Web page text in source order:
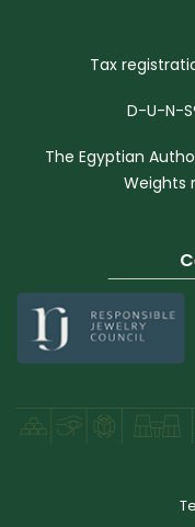
Tax
D-U-N-
The Egyptian
Weights